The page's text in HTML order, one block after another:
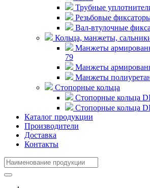
Трубные
Резьбовые
Вал-втулочные
Кольца, манжеты,
Манжеты
79
Манжеты
Манжеты
Стопорные кольца
Стопорные кольца
Стопорные кольца
Каталог продукции
Производители
Доставка
Контакты